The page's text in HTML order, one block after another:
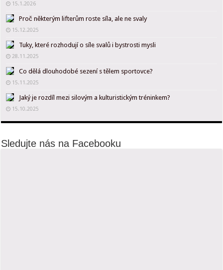
15.1.2026
Proč některým lifterům roste síla, ale ne svaly
15.12.2025
Tuky, které rozhodují o síle svalů i bystrosti mysli
28.11.2025
Co dělá dlouhodobé sezení s tělem sportovce?
15.11.2025
Jaký je rozdíl mezi silovým a kulturistickým tréninkem?
15.10.2025
Sledujte nás na Facebooku